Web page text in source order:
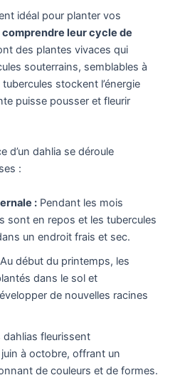
idéal pour planter vos
leur cycle de
des plantes vivaces qui
souterrains, semblables à
stockent l’énergie
puisse pousser et fleurir
d’un dahlia se déroule
:
: Pendant les mois
sont en repos et les tubercules
un endroit frais et sec.
Au début du printemps, les
dans le sol et
de nouvelles racines
dahlias fleurissent
à octobre, offrant un
de couleurs et de formes.